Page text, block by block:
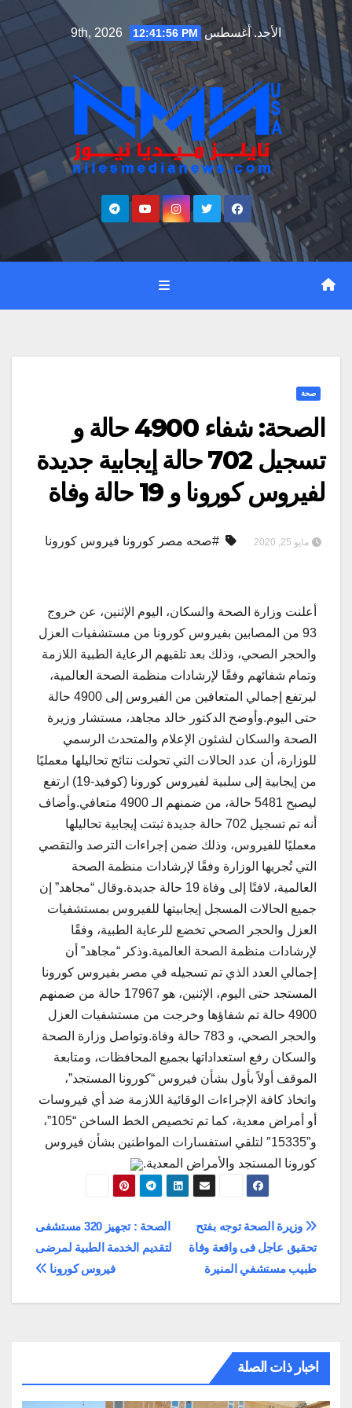
Skip
to
content
الأحد. أغسطس 9th, 2026 12:41:57 PM
صحة
الصحة: شفاء 4900 حالة و
تسجيل 702 حالة إيجابية جديدة
لفيروس كورونا و 19 حالة وفاة
مايو 25, 2020 #صحه مصر كورونا فيروس كورونا
أعلنت وزارة الصحة والسكان، اليوم الإثنين، عن خروج
93 من المصابين بفيروس كورونا من مستشفيات العزل
والحجر الصحي، وذلك بعد تلقيهم الرعاية الطبية اللازمة
وتمام شفائهم وفقًا لإرشادات منظمة الصحة العالمية،
ليرتفع إجمالي المتعافين من الفيروس إلى 4900 حالة
حتى اليوم.وأوضح الدكتور خالد مجاهد، مستشار وزيرة
الصحة والسكان لشئون الإعلام والمتحدث الرسمي
للوزارة، أن عدد الحالات التي تحولت نتائج تحاليلها معمليًا
من إيجابية إلى سلبية لفيروس كورونا (كوفيد-19) ارتفع
ليصبح 5481 حالة، من ضمنهم الـ 4900 متعافي.وأضاف
أنه تم تسجيل 702 حالة جديدة ثبتت إيجابية تحاليلها
معمليًا للفيروس، وذلك ضمن إجراءات الترصد والتقصي
التي تُجريها الوزارة وفقًا لإرشادات منظمة الصحة
العالمية، لافتًا إلى وفاة 19 حالة جديدة.وقال “مجاهد” إن
جميع الحالات المسجل إيجابيتها للفيروس بمستشفيات
العزل والحجر الصحي تخضع للرعاية الطبية، وفقًا
لإرشادات منظمة الصحة العالمية.وذكر “مجاهد” أن
إجمالي العدد الذي تم تسجيله في مصر بفيروس كورونا
المستجد حتى اليوم، الإثنين، هو 17967 حالة من ضمنهم
4900 حالة تم شفاؤها وخرجت من مستشفيات العزل
والحجر الصحي، و 783 حالة وفاة.وتواصل وزارة الصحة
والسكان رفع استعداداتها بجميع المحافظات، ومتابعة
الموقف أولاً بأول بشأن فيروس “كورونا المستجد”،
واتخاذ كافة الإجراءات الوقائية اللازمة ضد أي فيروسات
أو أمراض معدية، كما تم تخصيص الخط الساخن “105”،
و”15335″ لتلقي استفسارات المواطنين بشأن فيروس
كورونا المستجد والأمراض المعدية.
تصفّح
المقالات
الصحة : تجهيز 320 مستشفى
لتقديم الخدمة الطبية لمرضى
فيروس كورونا
وزيرة الصحة توجه بفتح
تحقيق عاجل فى واقعة وفاة
طبيب مستشفي المنيرة
اخبار ذات الصلة